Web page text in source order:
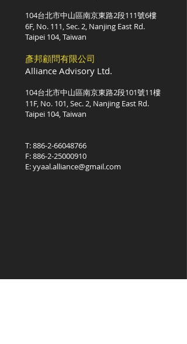
104台北市中山區南京東路2段111號6樓
6F, No. 111, Sec. 2, Nanjing East Rd.
Taipei 104, Taiwan
彥邦顧問有限公司
Alliance Advisory Ltd.
104台北市中山區南京東路2段101號11樓
11F, No. 101, Sec. 2, Nanjing East Rd.
Taipei 104, Taiwan
T:886-2-66048766
F:886-2-25000910
E:yyaal.alliance@gmail.com